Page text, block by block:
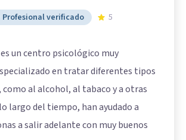
Profesional verificado 5
es un centro psicológico muy
en tratar diferentes tipos
como al alcohol, al tabaco y a otras
largo del tiempo, han ayudado a
a salir adelante con muy buenos